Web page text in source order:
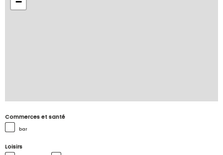
Commerces et santé
bar
Loisirs